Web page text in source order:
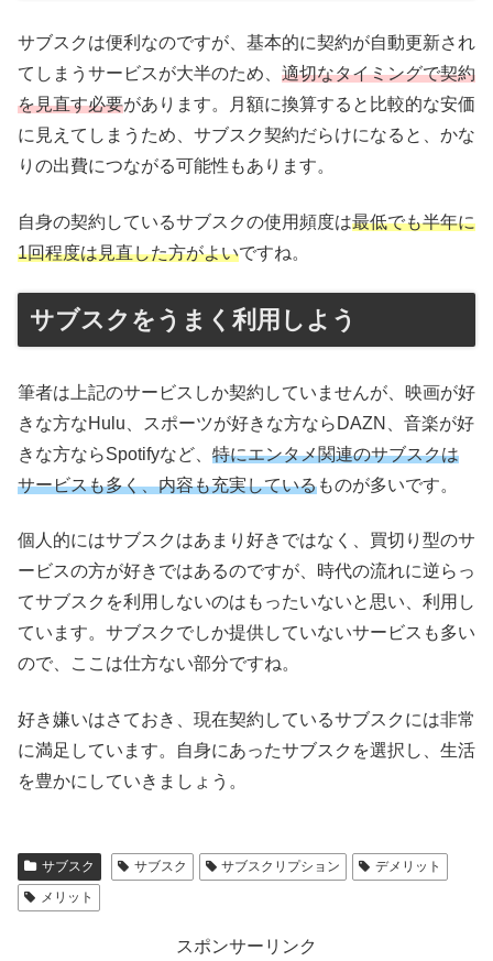
サブスクは便利なのですが、基本的に契約が自動更新され
てしまうサービスが大半のため、 適切なタイミングで契約
を見直す必要があります。月額に換算すると比較的な安価
に見えてしまうため、サブスク契約だらけになると、かな
りの出費につながる可能性もあります。
自身の契約しているサブスクの使用頻度は最低でも半年に
1回程度は見直した方がよいですね。
サブスクをうまく利用しよう
筆者は上記のサービスしか契約していませんが、映画が好
きな方なHulu、スポーツが好きな方ならDAZN、音楽が好
きな方ならSpotifyなど、 特にエンタメ関連のサブスクは
サービスも多く、内容も充実しているものが多いです。
個人的にはサブスクはあまり好きではなく、買切り型のサ
ービスの方が好きではあるのですが、時代の流れに逆らっ
てサブスクを利用しないのはもったいないと思い、利用し
ています。サブスクでしか提供していないサービスも多い
ので、ここは仕方ない部分ですね。
好き嫌いはさておき、現在契約しているサブスクには非常
に満足しています。自身にあったサブスクを選択し、生活
を豊かにしていきましょう。
サブスク サブスク サブスクリプション
デメリット
メリット
スポンサーリンク